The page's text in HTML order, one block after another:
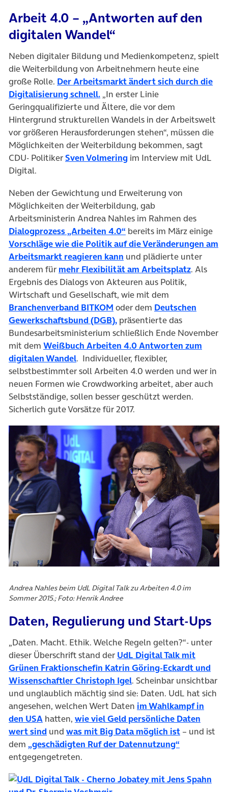
Arbeit 4.0 – „Antworten auf den
digitalen Wandel“
Neben digitaler Bildung und Medienkompetenz, spielt
die Weiterbildung von Arbeitnehmern heute eine
große Rolle. Der Arbeitsmarkt ändert sich durch die
Digitalisierung schnell.(öffnet in neuem Tab)
„In erster Linie
Geringqualifizierte und Ältere, die vor dem
Hintergrund strukturellen Wandels in der Arbeitswelt
vor größeren Herausforderungen stehen“, müssen die
Möglichkeiten der Weiterbildung bekommen, sagt
CDU- PolitikerSven Volmering(öffnet in neuem Tab)
im Interview mit UdL
Digital.
Neben der Gewichtung und Erweiterung von
Möglichkeiten der Weiterbildung, gab
Arbeitsministerin Andrea Nahles im Rahmen des
Dialogprozess „Arbeiten 4.0“ (öffnet in neuem Tab)
bereits im März einige
Vorschläge wie die Politik auf die Veränderungen am
Arbeitsmarkt reagieren kann (öffnet in neuem Tab)
und plädierte unter
anderem für mehr Flexibilität am Arbeitsplatz(öffnet in
. Als
Ergebnis des Dialogs von Akteuren aus Politik,
Wirtschaft und Gesellschaft, wie mit dem
Branchenverband BITKOM (öffnet in neuem Tab)
oder dem Deutschen
Gewerkschaftsbund (DGB),(öffnet in neuem Tab)
präsentierte das
Bundesarbeitsministerium schließlich Ende November
mit dem Weißbuch Arbeiten 4.0 Antworten zum
digitalen Wandel(öffnet in neuem Tab)
. Individueller, flexibler,
selbstbestimmter soll Arbeiten 4.0 werden und wer in
neuen Formen wie Crowdworking arbeitet, aber auch
Selbstständige, sollen besser geschützt werden.
Sicherlich gute Vorsätze für 2017.
Andrea Nahles beim UdL Digital Talk zu Arbeiten 4.0 im
Sommer 2015.; Foto: Henrik Andree
Daten, Regulierung und Start-Ups
„Daten. Macht. Ethik. Welche Regeln gelten?“- unter
dieser Überschrift stand der UdL Digital Talk mit
Grünen Fraktionschefin Katrin Göring-Eckardt und
Wissenschaftler Christoph Igel(öffnet in neuem Tab)
. Scheinbar unsichtbar
und unglaublich mächtig sind sie: Daten. UdL hat sich
angesehen, welchen Wert Daten im Wahlkampf in
den USA (öffnet in neuem Tab)
hatten, wie viel Geld persönliche Daten
wert sind (öffnet in neuem Tab)
und was mit Big Data möglich ist(öffnet in
– und ist
dem „geschädigten Ruf der Datennutzung“
entgegengetreten.